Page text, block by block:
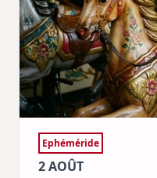
Ephéméride
2 AOÛT